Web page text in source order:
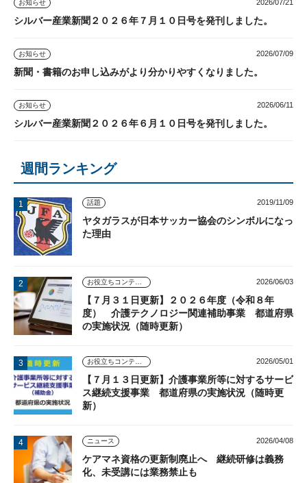
お知らせ 2026/07/21
シルバー産業新聞２０２６年７月１０日号を発刊しました。
お知らせ 2026/07/09
新聞・書籍のお申し込みがより分かりやすくなりました。
お知らせ 2026/06/11
シルバー産業新聞２０２６年６月１０日号を発刊しました。
週間ランキング
話題 2019/11/09
ヤタガラスが日本サッカー協会のシンボルになっ
た理由
2026/06/03
【７月３１日更新】２０２６年度（令和８年
度） 介護テクノロジー関連補助事業 都道府県
の実施状況（随時更新）
2026/05/01
【７月１３日更新】介護事業所等に対するサービ
ス継続支援事業 都道府県の実施状況（随時更
新）
ニュース 2026/04/08
ケアマネ資格の更新制廃止へ 継続研修は義務
化、未受講には業務禁止も